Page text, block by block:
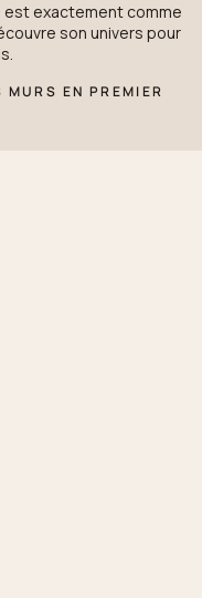
est exactement comme
son univers pour
EN PREMIER